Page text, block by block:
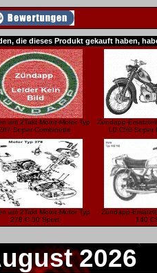
die dieses Produkt gekauft haben,
am 2Takt Motor-Motor Typ
Super Combinette
Zündapp-
L0 C50 Super
am 2Takt Motor-Motor Typ
278 C 50 Sport
Zündapp-
140
2026